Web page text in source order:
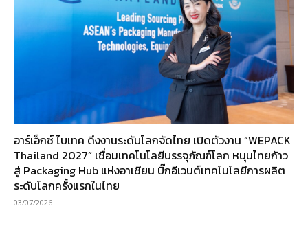
อาร์เอ็กซ์ ไบเทค ดึงงานระดับโลกจัดไทย เปิดตัวงาน “WEPACK
Thailand 2027” เชื่อมเทคโนโลยีบรรจุภัณฑ์โลก หนุนไทยก้าว
สู่ Packaging Hub แห่งอาเซียน บิ๊กอีเวนต์เทคโนโลยีการผลิต
ระดับโลกครั้งแรกในไทย
03/07/2026